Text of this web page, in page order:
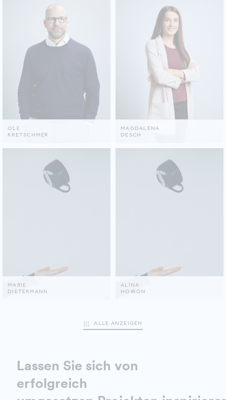
OLE
KRETSCHMER
MAGDALENA
DESCH
MARIE
DIETERMANN
ALINA
HOWON
ALLE ANZEIGEN
Lassen Sie sich von
erfolgreich